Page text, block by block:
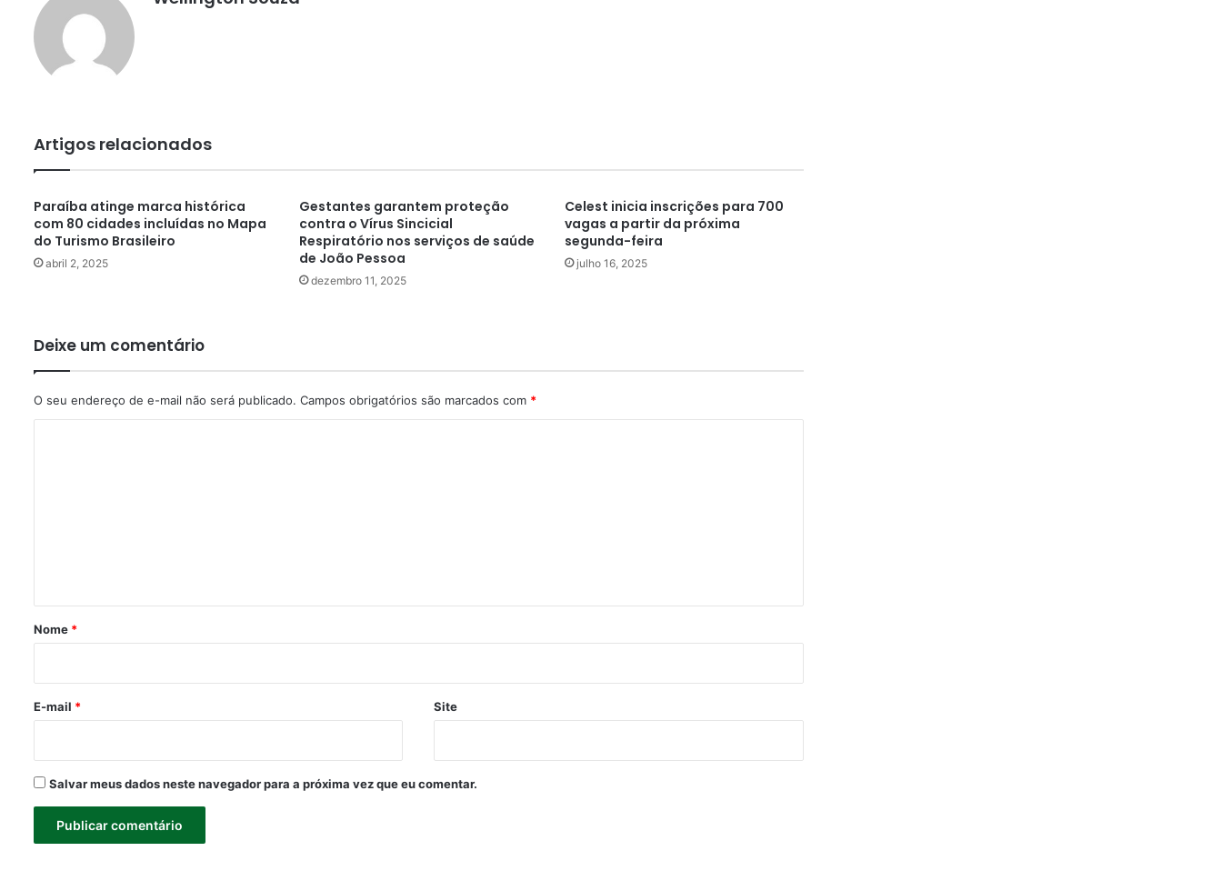
Artigos relacionados
Paraíba atinge marca histórica
com 80 cidades incluídas no Mapa
do Turismo Brasileiro
abril 2, 2025
Gestantes garantem proteção
contra o Vírus Sincicial
Respiratório nos serviços de saúde
de João Pessoa
dezembro 11, 2025
Celest inicia inscrições para 700
vagas a partir da próxima
segunda-feira
julho 16, 2025
Deixe um comentário
O seu endereço de e-mail não será publicado. Campos obrigatórios são marcados com *
r
*
Nome *
E-mail * Site
Salvar meus dados neste navegador para a próxima vez que eu comentar.